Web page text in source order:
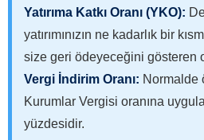
Yatırıma Katkı Oranı (YKO):
yatırımınızın ne kadarlık bir
size geri ödeyeceğini gösteren
Vergi İndirim Oranı: Normalde
Kurumlar Vergisi oranına
yüzdesidir.